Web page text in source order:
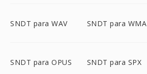
SNDT para WAV SNDT para WMA
SNDT para OPUS SNDT para SPX